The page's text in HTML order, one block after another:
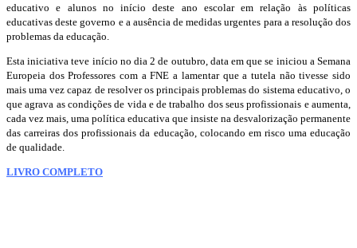
educativo e alunos no início deste ano escolar em relação às políticas
educativas deste governo e a ausência de medidas urgentes para a resolução dos
problemas da educação.
Esta iniciativa teve início no dia 2 de outubro, data em que se iniciou a Semana
Europeia dos Professores com a FNE a lamentar que a tutela não tivesse sido
mais uma vez capaz de resolver os principais problemas do sistema educativo, o
que agrava as condições de vida e de trabalho dos seus profissionais e aumenta,
cada vez mais, uma política educativa que insiste na desvalorização permanente
das carreiras dos profissionais da educação, colocando em risco uma educação
de qualidade.
LIVRO COMPLETO